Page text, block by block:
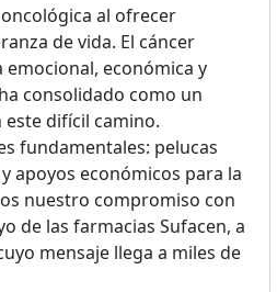
al ofrecer
de vida. El cáncer
económica y
consolidado como un
difícil camino.
fundamentales: pelucas
apoyos económicos para la
nuestro compromiso con
de las farmacias Sufacen, a
mensaje llega a miles de